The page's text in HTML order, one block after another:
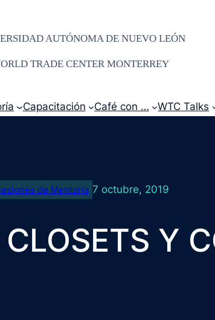
AUTÓNOMA DE NUEVO LEÓN
TRADE CENTER MONTERREY
Capacitación Café con … WTC Talks
de Mentoría 7 octubre, 2019
Y